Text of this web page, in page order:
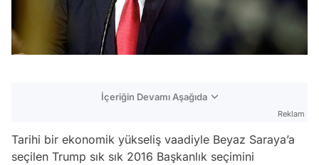
İçeriğin Devamı Aşağıda
Reklam
Tarihi bir ekonomik yükseliş vaadiyle Beyaz Saraya’a
seçilen Trump sık sık 2016 Başkanlık seçimini